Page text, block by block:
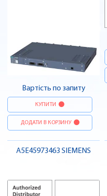
Вартість по запиту
КУПИТИ
ДОДАТИ В КОРЗИНУ
A5E45973463 SIEMENS